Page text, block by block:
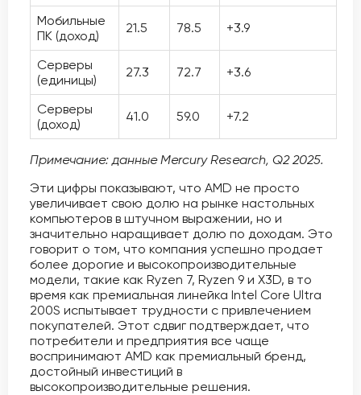
Мобильные
ПК (доход)
21.5 78.5 +3.9
Серверы
(единицы)
27.3 72.7 +3.6
Серверы
(доход)
41.0 59.0 +7.2
Примечание: данные Mercury Research, Q2 2025.
Эти цифры показывают, что AMD не просто
увеличивает свою долю на рынке настольных
компьютеров в штучном выражении, но и
значительно наращивает долю по доходам. Это
говорит о том, что компания успешно продает
более дорогие и высокопроизводительные
модели, такие как Ryzen 7, Ryzen 9 и X3D, в то
время как премиальная линейка Intel Core Ultra
200S испытывает трудности с привлечением
покупателей. Этот сдвиг подтверждает, что
потребители и предприятия все чаще
воспринимают AMD как премиальный бренд,
достойный инвестиций в
высокопроизводительные решения.